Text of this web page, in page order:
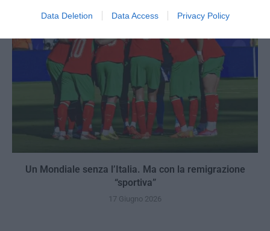
Data Deletion Data Access Privacy Policy
Un Mondiale senza l’Italia. Ma con la remigrazione
“sportiva”
17 Giugno 2026